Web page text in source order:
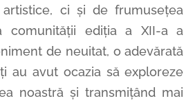
ci și de frumusețea
comunității ediția a XII-a a
de neuitat, o adevărată
au avut ocazia să exploreze
noastră și transmițând mai